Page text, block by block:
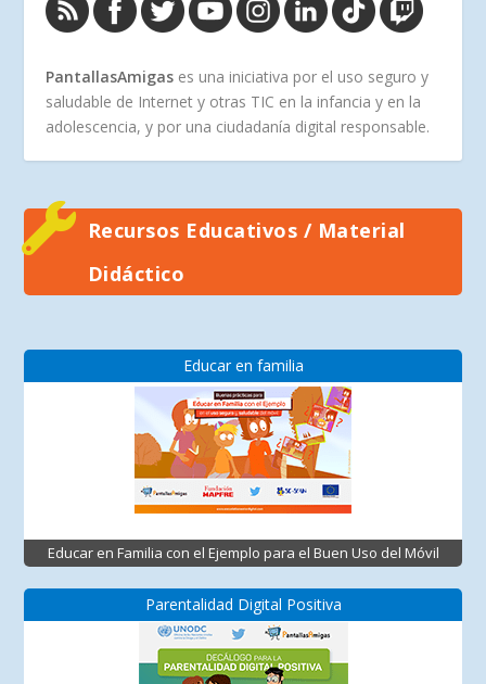
PantallasAmigas es una iniciativa por el uso seguro y
saludable de Internet y otras TIC en la infancia y en la
adolescencia, y por una ciudadanía digital responsable.
Recursos Educativos / Material
Didáctico
Educar en familia
Educar en Familia con el Ejemplo para el Buen Uso del Móvil
Parentalidad Digital Positiva